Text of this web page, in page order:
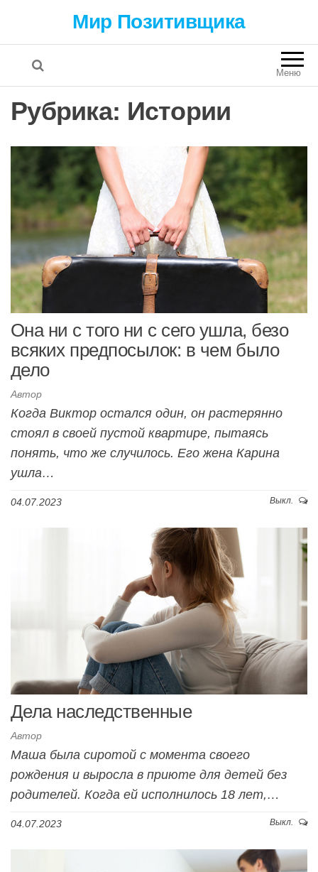
Мир Позитивщика
Меню
Рубрика: Истории
Она ни с того ни с сего ушла, безо
всяких предпосылок: в чем было
дело
Автор
Когда Виктор остался один, он растерянно
стоял в своей пустой квартире, пытаясь
понять, что же случилось. Его жена Карина
ушла…
04.07.2023 Выкл.
Дела наследственные
Автор
Маша была сиротой с момента своего
рождения и выросла в приюте для детей без
родителей. Когда ей исполнилось 18 лет,…
04.07.2023 Выкл.